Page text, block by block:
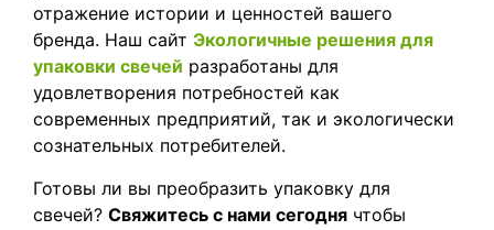
отражение истории и ценностей вашего
бренда. Наш сайт Экологичные решения для
упаковки свечей разработаны для
удовлетворения потребностей как
современных предприятий, так и экологически
сознательных потребителей.
Готовы ли вы преобразить упаковку для
свечей? Свяжитесь с нами сегодня чтобы